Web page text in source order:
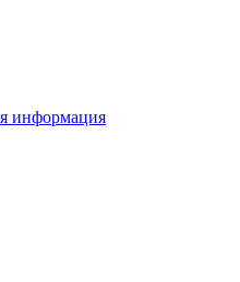
информация